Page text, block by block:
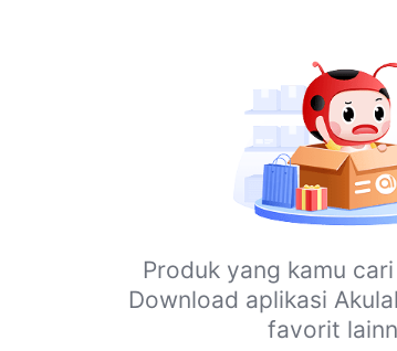
Produk yang kamu
Download aplikasi
favorit